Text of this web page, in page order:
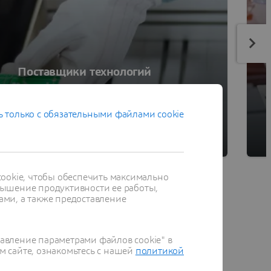
Поставщики технологий
только с обязательными файлами cookie
чтобы обеспечить максимально
продуктивности ее работы,
а также предоставление
параметрами файлов cookie" в
ознакомьтесь с нашей политикой